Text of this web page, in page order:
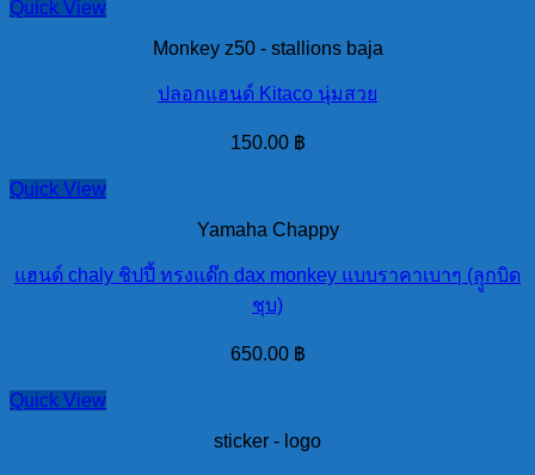
Quick View
Monkey z50 - stallions baja
ปลอกแฮนด์ Kitaco นุ่มสวย
150.00 ฿
Quick View
Yamaha Chappy
แฮนด์ chaly ชิปปี้ ทรงแด๊ก dax monkey แบบราคาเบาๆ (ลุูกบิด
ชุบ)
650.00 ฿
Quick View
sticker - logo